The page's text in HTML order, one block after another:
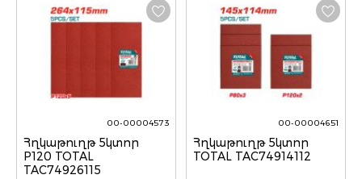
00-00004573
Հղկաթուղթ 5կտոր
P120 TOTAL
TAC74926115
00-00004651
Հղկաթուղթ 5կտոր
TOTAL TAC74914112